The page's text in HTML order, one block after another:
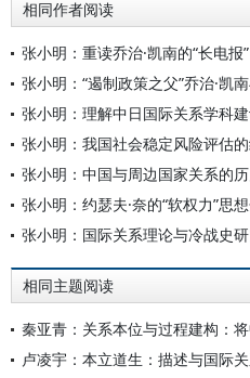
相同作者阅读
张小明：重读乔治·凯南的“长电报”
张小明：“遏制政策之父”乔治·凯
张小明：理解中日国际关系学科
张小明：我国社会稳定风险评估
张小明：中国与周边国家关系的
张小明：约瑟夫·奈的“软权力”思
张小明：国际关系理论与冷战史
相同主题阅读
秦亚青：关系本位与过程建构：
卢凌宇：本立道生：描述与国际